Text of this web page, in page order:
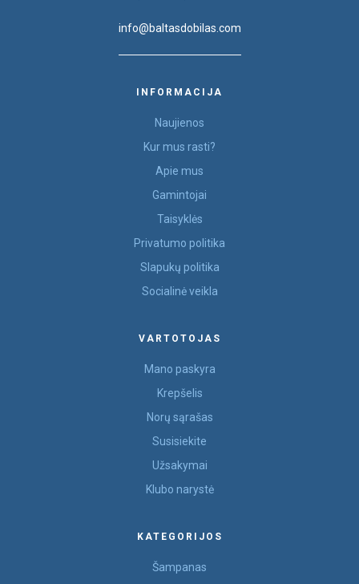
info@baltasdobilas.com
INFORMACIJA
Naujienos
Kur mus rasti?
Apie mus
Gamintojai
Taisyklės
Privatumo politika
Slapukų politika
Socialinė veikla
VARTOTOJAS
Mano paskyra
Krepšelis
Norų sąrašas
Susisiekite
Užsakymai
Klubo narystė
KATEGORIJOS
Šampanas